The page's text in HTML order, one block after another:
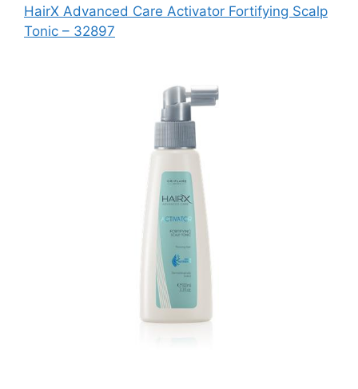
HairX Advanced Care Activator Fortifying Scalp
Tonic – 32897